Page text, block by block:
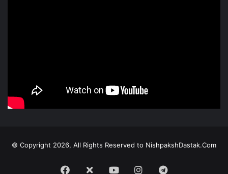
© Copyright 2026, All Rights Reserved to NishpakshDastak.Com
Facebook
X YoutubeInstagramTelegram